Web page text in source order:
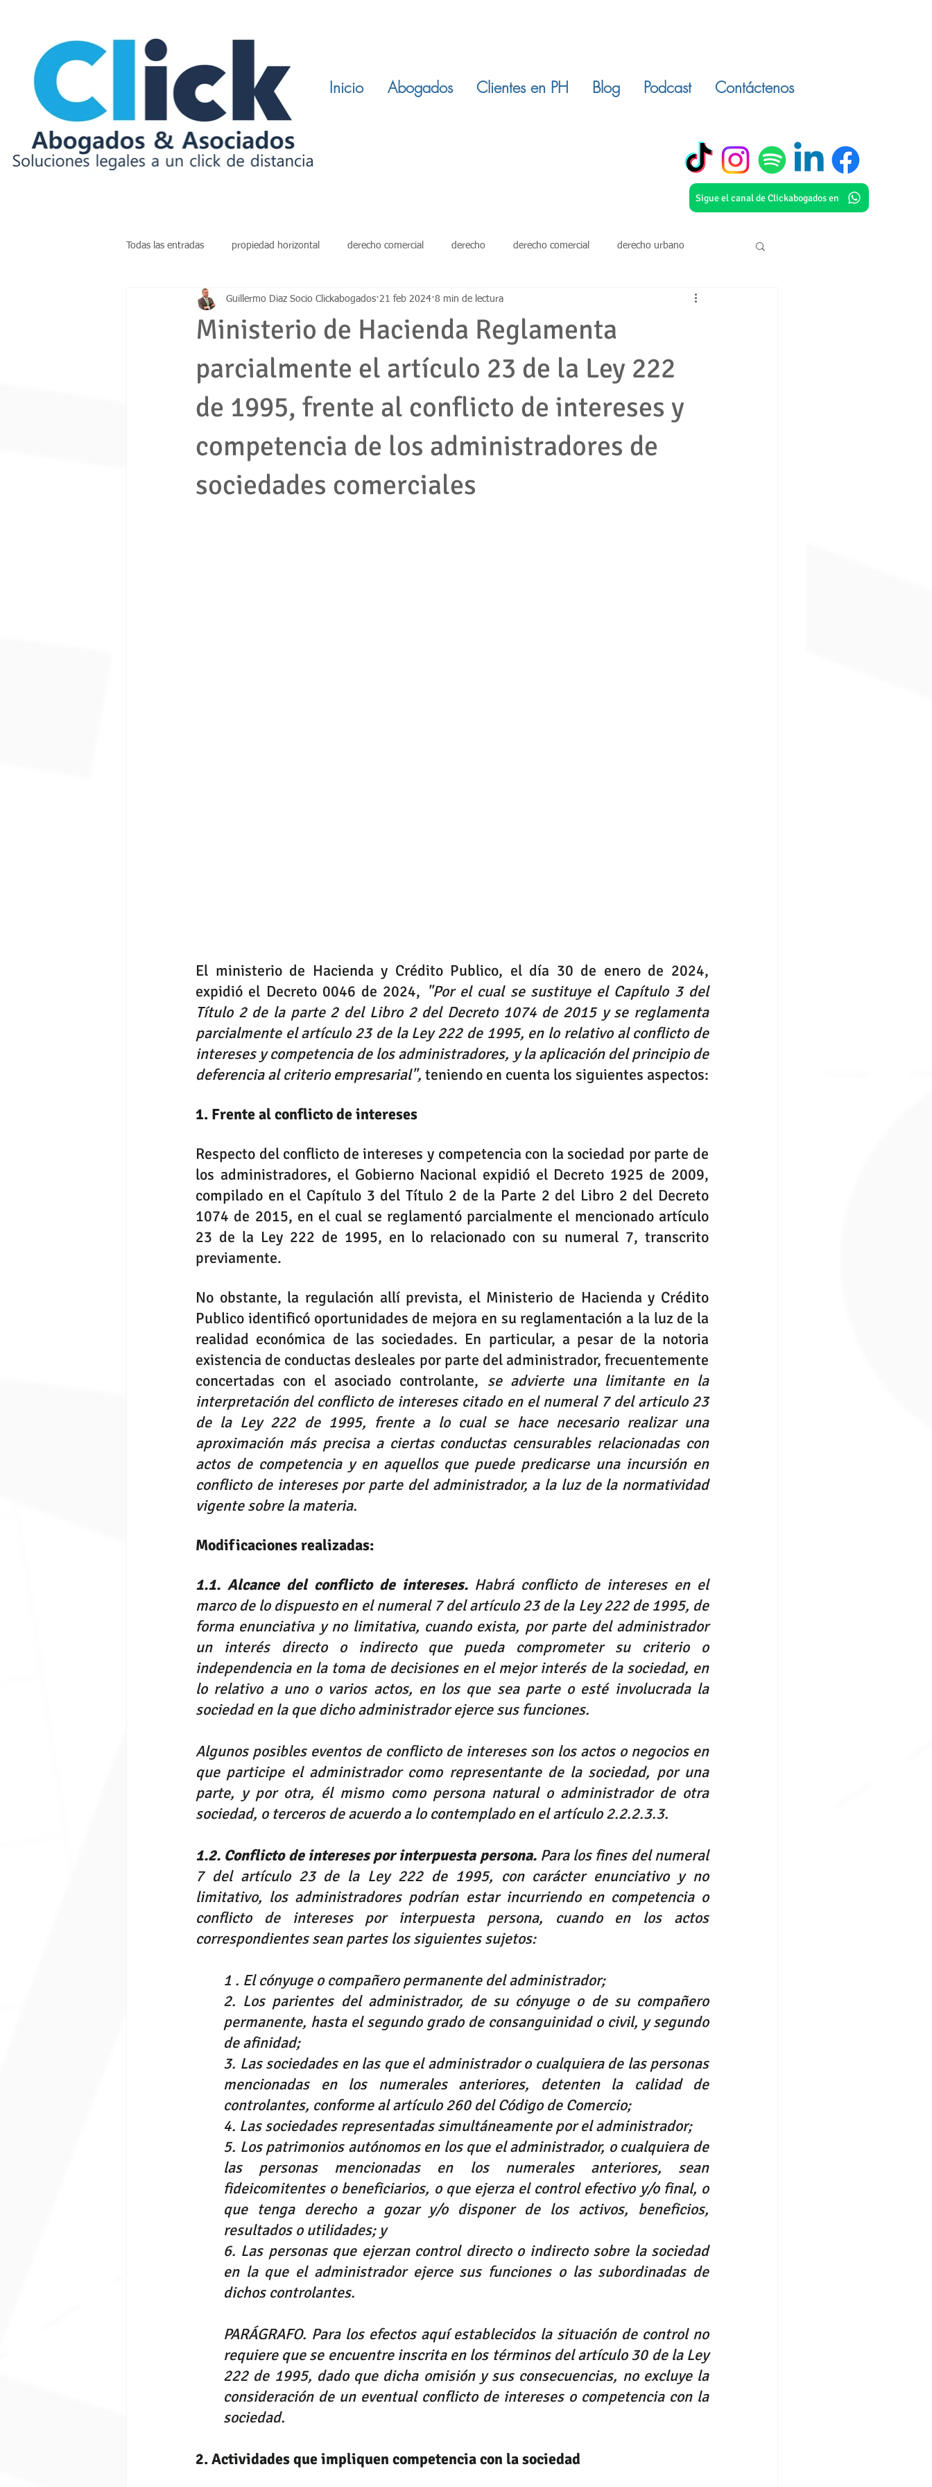
Inicio Abogados Clientes en PH Blog Podcast Contáctenos
Sigue el canal de Clickabogados en
Todas las entradas propiedad horizontal derecho comercial derecho derecho comercial derecho urbano
insolvencia deudas arrendamientos restitucion inmuebles ley 820 de 2003 inmuebles
fondo de empleados cooperativas tributario impuestos
Ley 1480 de 2011 ley 675 de 2001 empresas accion de tutela pymes derecho laboral Derecho penal
Ministerio de Hacienda Reglamenta
parcialmente el artículo 23 de la Ley 222
de 1995, frente al conflicto de intereses y
competencia de los administradores de
sociedades comerciales
Guillermo Diaz Socio Clickabogados 21 feb 2024 8 min de lectura
El ministerio de Hacienda y Crédito Publico, el día 30 de enero de 2024,
expidió el Decreto 0046 de 2024, "Por el cual se sustituye el Capítulo 3 del
Título 2 de la parte 2 del Libro 2 del Decreto 1074 de 2015 y se reglamenta
parcialmente el artículo 23 de la Ley 222 de 1995, en lo relativo al conflicto de
intereses y competencia de los administradores, y la aplicación del principio de
deferencia al criterio empresarial", teniendo en cuenta los siguientes aspectos:
1. Frente al conflicto de intereses
Respecto del conflicto de intereses y competencia con la sociedad por parte de
los administradores, el Gobierno Nacional expidió el Decreto 1925 de 2009,
1074
23 de la Ley 222 de 1995, en lo relacionado con su numeral 7, transcrito
previamente.
No obstante, la regulación allí prevista, el Ministerio de Hacienda y Crédito
Publico identificó oportunidades de mejora en su reglamentación a la luz de la
realidad económica de las sociedades. En particular, a pesar de la notoria
existencia de conductas desleales por parte del administrador, frecuentemente
concertadas con el asociado controlante, se advierte una limitante en la
interpretación del conflicto de intereses citado en el numeral 7 del articulo 23
de la Ley 222 de 1995, frente a lo cual se hace necesario realizar una
aproximación más precisa a ciertas conductas censurables relacionadas con
actos de competencia y en aquellos que puede predicarse una incursión en
conflicto de intereses por parte del administrador, a la luz de la normatividad
vigente sobre la materia.
Modificaciones realizadas:
1.1. Alcance del conflicto de intereses. Habrá conflicto de intereses en el
marco de lo dispuesto en el numeral 7 del artículo 23 de la Ley 222 de 1995, de
forma enunciativa y no limitativa, cuando exista, por parte del administrador
un interés directo o indirecto que pueda comprometer su criterio o
independencia en la toma de decisiones en el mejor interés de la sociedad, en
lo relativo a uno o varios actos, en los que sea parte o esté involucrada la
sociedad en la que dicho administrador ejerce sus funciones.
Algunos posibles eventos de conflicto de intereses son los actos o negocios en
que participe el administrador como representante de la sociedad, por una
parte, y por otra, él mismo como persona natural o administrador de otra
sociedad, o terceros de acuerdo a lo contemplado en el artículo 2.2.2.3.3.
1.2. Conflicto de intereses por interpuesta persona. Para los fines del numeral
7 del artículo 23 de la Ley 222 de 1995, con carácter enunciativo y no
limitativo, los administradores podrían estar incurriendo en competencia o
conflicto de intereses por interpuesta persona, cuando en los actos
correspondientes sean partes los siguientes sujetos:
1 . El cónyuge o compañero permanente del administrador;
2. Los parientes del administrador, de su cónyuge o de su compañero
permanente, hasta el segundo grado de consanguinidad o civil, y segundo
de afinidad;
3. Las sociedades en las que el administrador o cualquiera de las personas
mencionadas en los numerales anteriores, detenten la calidad de
controlantes, conforme al artículo 260 del Código de Comercio;
4. Las sociedades representadas simultáneamente por el administrador;
5. Los patrimonios autónomos en los que el administrador, o cualquiera de
las personas mencionadas en los numerales anteriores, sean
fideicomitentes o beneficiarios, o que ejerza el control efectivo y/o final, o
que tenga derecho a gozar y/o disponer de los activos, beneficios,
resultados o utilidades; y
6. Las personas que ejerzan control directo o indirecto sobre la sociedad
en la que el administrador ejerce sus funciones o las subordinadas de
dichos controlantes.
PARÁGRAFO. Para los efectos aquí establecidos la situación de control no
requiere que se encuentre inscrita en los términos del artículo 30
de la Ley
222 de 1995, dado que dicha omisión y sus consecuencias, no excluye la
consideración de un eventual conflicto de intereses o competencia con la
sociedad.
2. Actividades que impliquen competencia con la sociedad